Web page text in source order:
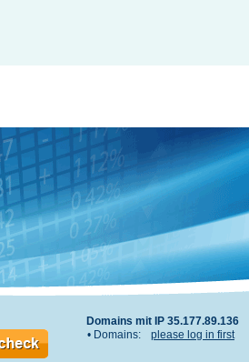
Domains mit IP 35.177.89.136
• Domains:
please log in first